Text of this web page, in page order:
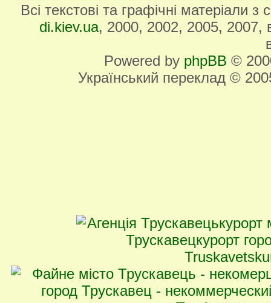
Всі текстові та графічні матеріали
di.kiev.ua, 2000, 2002, 2005, 2007,
Powered by phpBB ©
Український переклад ©